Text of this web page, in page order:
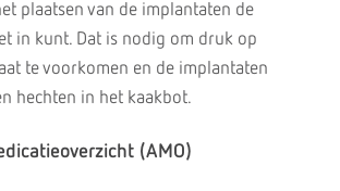
plaatsen van de implantaten de
in kunt. Dat is nodig om druk op
te voorkomen en de implantaten
hechten in het kaakbot.
(AMO)